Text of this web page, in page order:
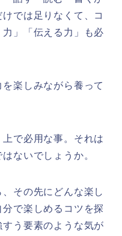
では足りなくて、コ
」「伝える力」も必
楽しみながら養って
で必用な事。それは
ないでしょうか。
その先にどんな楽し
で楽しめるコツを探
う要素のような気が